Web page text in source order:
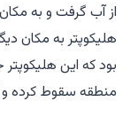
از آب گرفت و به
هلیکوپتر به مکان
بود که این
منطقه سقوط کرده